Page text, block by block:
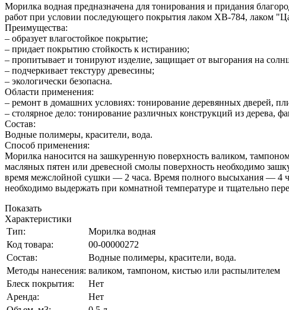
Морилка водная предназначена для тонирования и придания
работ при условии последующего покрытия лаком ХВ-784, лаком
Преимущества:
– образует влагостойкое покрытие;
– придает покрытию стойкость к истиранию;
– пропитывает и тонируют изделие, защищает от выгорания на
– подчеркивает текстуру древесины;
– экологически безопасна.
Области применения:
– ремонт в домашних условиях: тонирование деревянных дверей,
– столярное дело: тонирование различных конструкций из дерева,
Состав:
Водные полимеры, красители, вода.
Способ применения:
Морилка наносится на зашкуренную поверхность валиком,
масляных пятен или древесной смолы поверхность необходимо
время межслойной сушки — 2 часа. Время полного высыхания — 4
необходимо выдержать при комнатной температуре и тщательно
Показать
Характеристики
Тип:
Морилка водная
Код товара:
00-00000272
Состав:
Водные полимеры, красители, вода.
Методы нанесения: валиком, тампоном, кистью или распылителем
Блеск покрытия:
Нет
Аренда:
Нет